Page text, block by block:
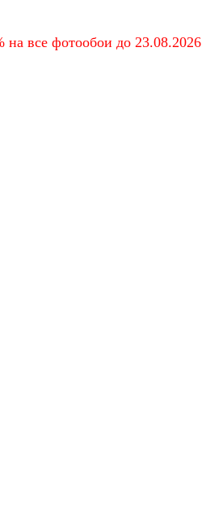
на все фотообои до 23.08.2026